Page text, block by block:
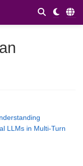
LLMs in Multi-Turn